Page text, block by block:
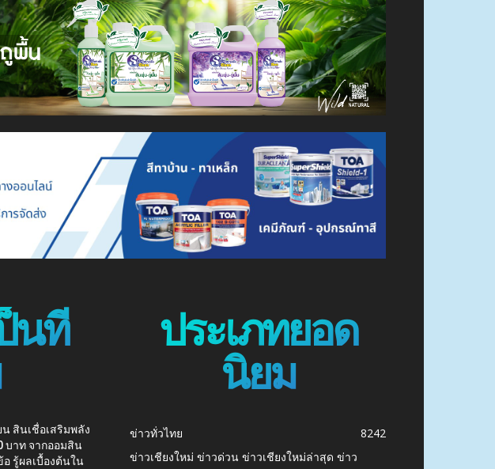
นที่
น สินเชื่อเสริมพลัง
บาท จากออมสิน
อ รู้ผลเบื้องต้นใน
ประเภทยอด
นิยม
ข่าวทั่วไทย
8242
ข่าวเชียงใหม่ ข่าวด่วน ข่าวเชียงใหม่ล่าสุด ข่าว